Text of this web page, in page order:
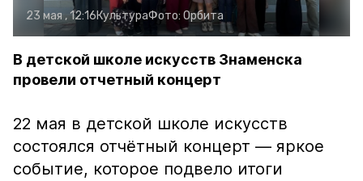
23 мая , 12:16КультураФото: Орбита
В детской школе искусств Знаменска
провели отчетный концерт
22 мая в детской школе искусств
состоялся отчётный концерт — яркое
событие, которое подвело итоги